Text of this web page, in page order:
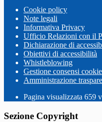
Cookie policy
Note legali
Informativa Privacy
Ufficio Relazioni con il
Dichiarazione di
Obiettivi di accessibilità
Whistleblowing
Gestione consensi cookie
Amministrazione
Pagina visualizzata 659
Sezione Copyright